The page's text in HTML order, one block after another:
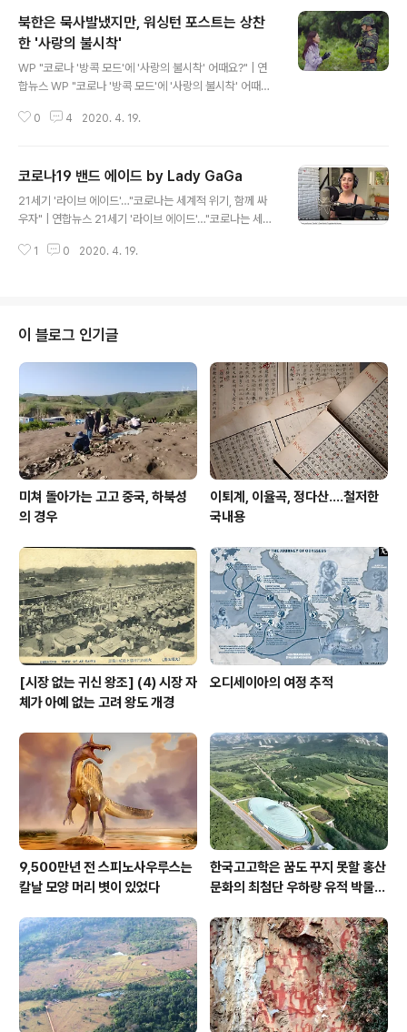
북한은 묵사발냈지만, 워싱턴 포스트는 상찬
한 '사랑의 불시착'
WP "코로나 '방콕 모드'에 '사랑의 불시착' 어때요?" | 연
합뉴스 WP "코로나 '방콕 모드'에 '사랑의 불시착' 어때
58) www.yna.co.kr 알고 보면 암것도 아닌데 그 이름 때
지나지 않아서, 뉴욕 지역 신문, 워싱턴 지역 신문에 지나지
않는다. 뭐, 그렇다 해서 전국지가 더 영향력이 큰가 하면
그렇지는 아니해서, 저 친구들 실상 유가부수 따져봐도 몇
코로나19 확산에 따른 방콕족을 위해 추천한 방송콘텐츠
0 4 2020. 4. 19.
코로나19 밴드 에이드 by Lady GaGa
21세기 '라이브 에이드'…"코로나는 세계적 위기, 함께 싸
우자" | 연합뉴스 21세기 '라이브 에이드'…"코로나는 세계
020-04-19 13:43) www.yna.co.kr 맨 얼굴을 잘 드러
다. 아프리카 기아를 돕기 위한 Band Aide 혹은 We are
the World 에 버금하는 기획을 이참에 한 모양이라, 그 취
지가 좋고 그래서인지 참여자 면면이 화려하기만 하다. 참
여 가수들은 선곡에 이 자리가 코로나19로 고통받는 사람
들과 그것과 최일선에서 싸우는 의료진을 위한다..
1 0 2020. 4. 19.
이 블로그 인기글
미쳐 돌아가는 고고 중국, 하북성
의 경우
이퇴계, 이율곡, 정다산....철저한
국내용
[시장 없는 귀신 왕조] (4) 시장 자
체가 아예 없는 고려 왕도 개경
오디세이아의 여정 추적
9,500만년 전 스피노사우루스는
칼날 모양 머리 볏이 있었다
한국고고학은 꿈도 꾸지 못할 홍산
문화의 최첨단 우하량 유적 박물관